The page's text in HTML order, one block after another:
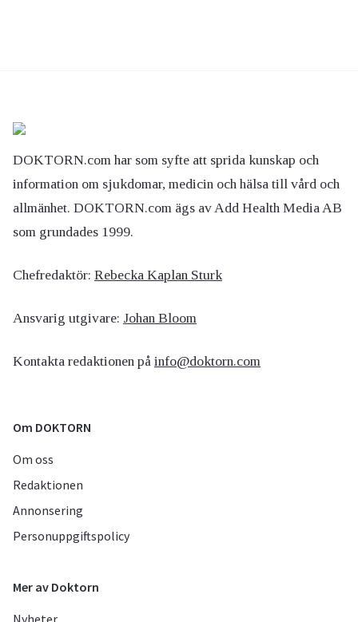
DOKTORN.com har som syfte att sprida kunskap och
information om sjukdomar, medicin och hälsa till vård och
allmänhet. DOKTORN.com ägs av Add Health Media AB
som grundades 1999.
Chefredaktör: Rebecka Kaplan Sturk
Ansvarig utgivare: Johan Bloom
Kontakta redaktionen på info@doktorn.com
Om DOKTORN
Om oss
Redaktionen
Annonsering
Personuppgiftspolicy
Mer av Doktorn
Nyheter